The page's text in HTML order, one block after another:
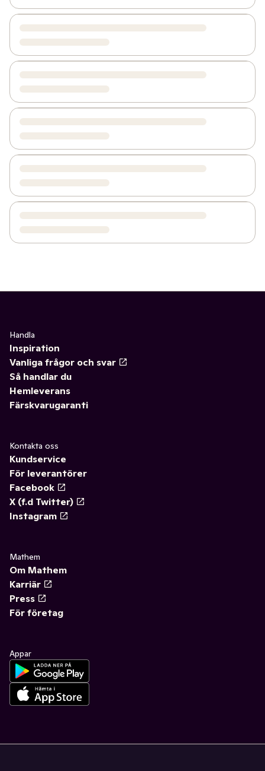
Handla
Inspiration
Vanliga frågor och svar
Så handlar du
Hemleverans
Färskvarugaranti
Kontakta oss
Kundservice
För leverantörer
Facebook
X (f.d Twitter)
Instagram
Mathem
Om Mathem
Karriär
Press
För företag
Appar